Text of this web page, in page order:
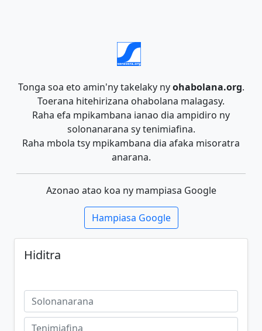
Tonga soa eto amin'ny takelaky nyohabolana.org.
Toerana hitehirizana ohabolana malagasy.
Raha efa mpikambana ianao dia ampidiro ny
solonanarana sy tenimiafina.
Raha mbola tsy mpikambana dia afaka misoratra
anarana.
Azonao atao koa ny mampiasa Google
Hampiasa Google
Hiditra